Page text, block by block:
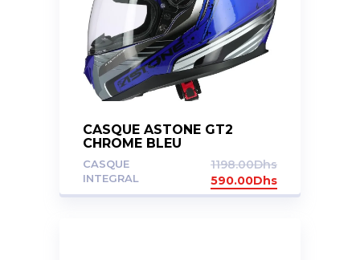
CASQUE ASTONE GT2
CHROME BLEU
CASQUE
INTEGRAL
1198.00Dhs
590.00Dhs